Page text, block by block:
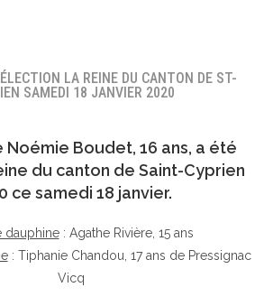
LA REINE DU CANTON DE ST-
SAMEDI 18 JANVIER 2020
Noémie Boudet, 16 ans, a été
du canton de Saint-Cyprien
ce samedi 18 janvier.
dauphine: Agathe Rivière, 15 ans
: Tiphanie Chandou, 17 ans de Pressignac
Vicq